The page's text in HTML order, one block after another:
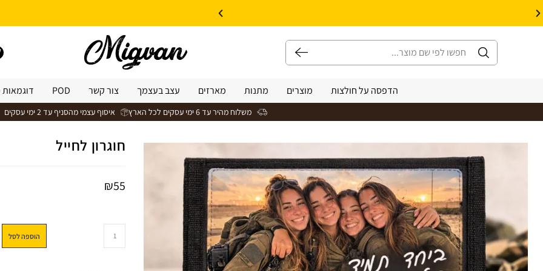
הדפסה על חולצות מוצרים מתנות מארזים עצב בעצמך צור קשר POD
משלוח מהיר עד 6 ימי עסקים לכל הארץ איסוף עצמי מהסניף עד 2 ימי עסקים
חוגרון לחייל
₪55
הוספה לסל